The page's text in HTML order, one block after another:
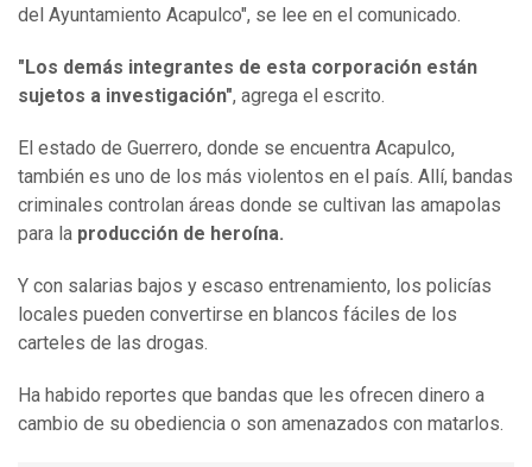
del Ayuntamiento Acapulco", se lee en el comunicado.
"Los demás integrantes de esta corporación están
sujetos a investigación", agrega el escrito.
El estado de Guerrero, donde se encuentra Acapulco,
también es uno de los más violentos en el país. Allí, bandas
criminales controlan áreas donde se cultivan las amapolas
para la producción de heroína.
Y con salarias bajos y escaso entrenamiento, los policías
locales pueden convertirse en blancos fáciles de los
carteles de las drogas.
Ha habido reportes que bandas que les ofrecen dinero a
cambio de su obediencia o son amenazados con matarlos.